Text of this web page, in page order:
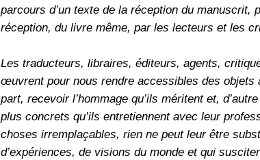
parcours d’un texte de la réception du manuscrit,
réception, du livre même, par les lecteurs et les
Les traducteurs, libraires, éditeurs, agents,
œuvrent pour nous rendre accessibles des objets
part, recevoir l’hommage qu’ils méritent et,
plus concrets qu’ils entretiennent avec leur
choses irremplaçables, rien ne peut leur être
d’expériences, de visions du monde et qui